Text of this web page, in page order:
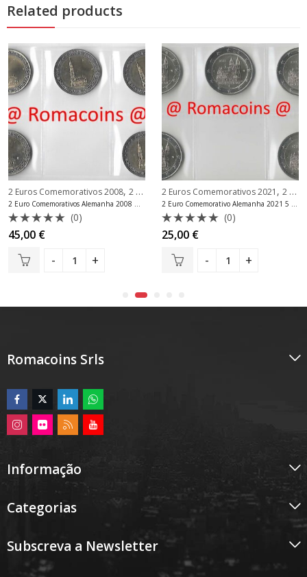
Related products
2 Euros Comemorativos 2008, 2 Euros Comemorativos Alemanha
2 Euro Comemorativos Alemanha 2008 Hamburgo ADFGJ
Avaliação
0
de
(0)
45,00 €
2 Euros Comemorativos 2021 , 2 Euros Comemorativos Alemanha
2 Euro Comemorativo Alemanha 2021 5 Casas da Moeda Saxónia-Anhalt
Avaliação
0
de
(0)
25,00 €
Romacoins Srls
Informação
Categorias
Subscreva a Newsletter